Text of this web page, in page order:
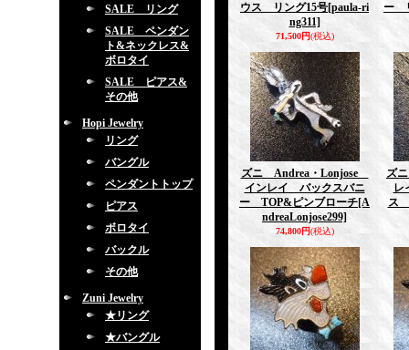
SALE リング
SALE ペンダン
ト&ネックレス&
ボロタイ
SALE ピアス&
その他
Hopi Jewelry
リング
バングル
ペンダントトップ
ピアス
ボロタイ
バックル
その他
Zuni Jewelry
★リング
★バングル
ウス リング15号[paula-ri
ng311]
71,500円(税込)
ー
ズニ Andrea・Lonjose
インレイ バックスバニ
ー TOP&ピンブローチ[A
ndreaLonjose299]
74,800円(税込)
ズ
レ
ス